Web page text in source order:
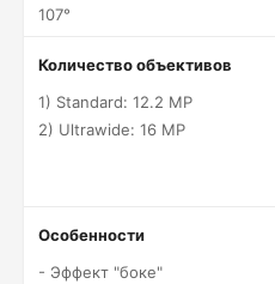
107°
Количество объективов
1) Standard: 12.2 MP
2) Ultrawide: 16 MP
Особенности
- Эффект "боке"